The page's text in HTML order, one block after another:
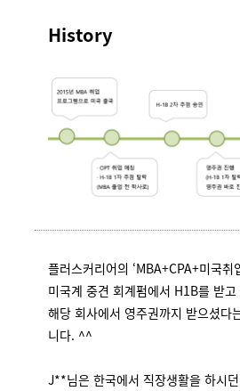
History
플러스커리어의 ‘MBA+CPA+미국취
미국계 중견 회계펌에서 H1B를 받
해당 회사에서 영주권까지 받으셨다
니다. ^^
J**님은 한국에서 직장생활을 하시